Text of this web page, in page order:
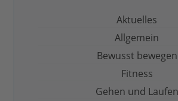
Aktuelles
Allgemein
Bewusst bewegen
Fitness
Gehen und Laufen